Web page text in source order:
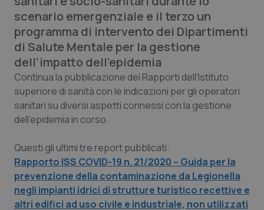
Calabria
Campania
Emilia-Romagna
Friuli Venezia Giulia
Lazio
Liguria
Asma & BPCO
Car-T
Colesterolo & coronaropatie
Dermatite Atopica
Diabete & glucometri
Disturbi dell’umore
scenario emergenziale e il terzo un
programma di intervento dei Dipartimenti
di Salute Mentale per la gestione
dell’impatto dell’epidemia
Continua la pubblicazione dei Rapporti dell'Istituto
superiore di sanità con le indicazioni per gli operatori
sanitari su diversi aspetti connessi con la gestione
dell'epidemia in corso.
Questi gli ultimi tre report pubblicati:
Rapporto ISS COVID-19 n. 21/2020 – Guida per la
prevenzione della contaminazione da Legionella
negli impianti idrici di strutture turistico recettive e
altri edifici ad uso civile e industriale, non utilizzati